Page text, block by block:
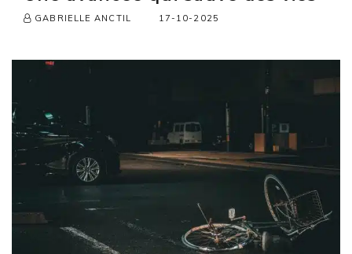
GABRIELLE ANCTIL 17-10-2025